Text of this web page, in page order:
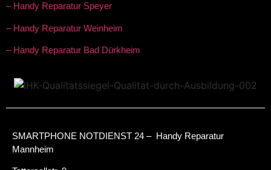
– Handy Reparatur Speyer
– Handy Reparatur Weinheim
– Handy Reparatur Bad Dürkheim
SMARTPHONE NOTDIENST 24 – Handy Reparatur
Mannheim